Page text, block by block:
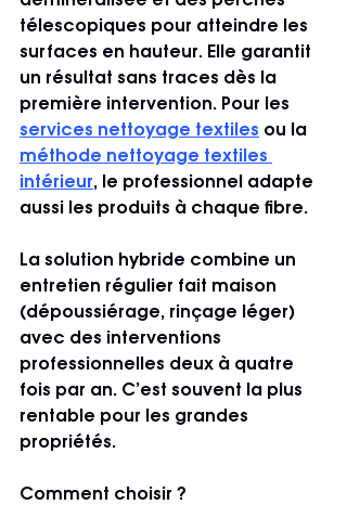
télescopiques pour atteindre les
surfaces en hauteur. Elle garantit
un résultat sans traces dès la
première intervention. Pour les
services nettoyage textiles ou la
méthode nettoyage textiles
intérieur, le professionnel adapte
aussi les produits à chaque fibre.
La solution hybride combine un
entretien régulier fait maison
(dépoussiérage, rinçage léger)
avec des interventions
professionnelles deux à quatre
fois par an. C’est souvent la plus
rentable pour les grandes
propriétés.
Comment choisir ?